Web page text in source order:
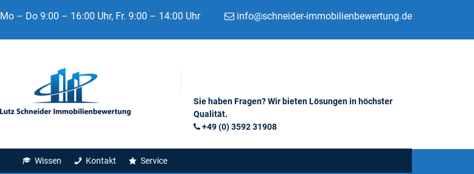
Mo – Do 9:00 – 16:00 Uhr, Fr. 9:00 – 14:00 Uhr info@schneider-immobilienbewertung.de
Sie haben Fragen? Wir bieten Lösungen in höchster
Qualität.
+49 (0) 3592 31908
Wissen Kontakt Service